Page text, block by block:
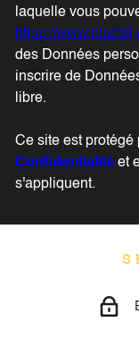
laquelle vous
https://
des Données
inscrire de
libre.
Ce site est
Confidentialité et
s'appliquent.